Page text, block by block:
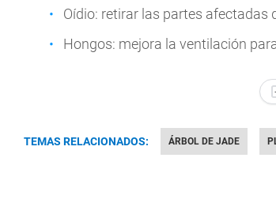
Oídio: retirar las partes afectadas
Hongos: mejora la ventilación
TEMAS RELACIONADOS: ÁRBOL DE JADE